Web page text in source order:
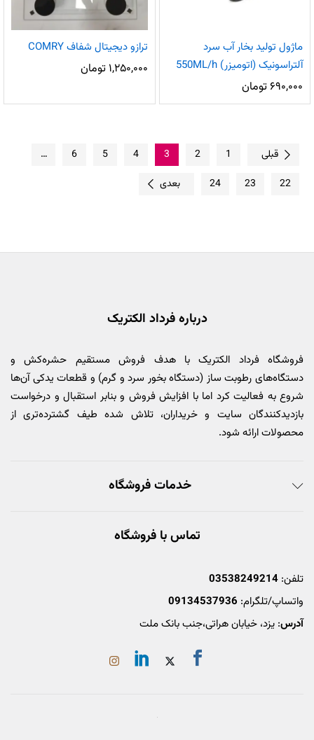
ماژول تولید بخار آب سرد
آلتراسونیک (اتومیزر) 550ML/h
۶۹۰,۰۰۰ تومان
ترازو دیجیتال شفاف COMRY
۱,۲۵۰,۰۰۰ تومان
قبلی 1
2
3
4
5
6
…
22
23
24 بعدی
درباره فرداد الکتریک
فروشگاه فرداد الکتریک با هدف فروش مستقیم حشره‌کش و
دستگاه‌های رطوبت ساز (دستگاه بخور سرد و گرم) و قطعات یدکی آن‌ها
شروع به فعالیت کرد اما با افزایش فروش و بنابر استقبال و درخواست
بازدیدکنندگان سایت و خریداران، تلاش شده طیف گشترده‌تری از
محصولات ارائه شود.
خدمات فروشگاه
تماس با فروشگاه
تلفن: 03538249214
واتساپ/تلگرام: 09134537936
آدرس: یزد، خیابان هراتی،جنب بانک ملت